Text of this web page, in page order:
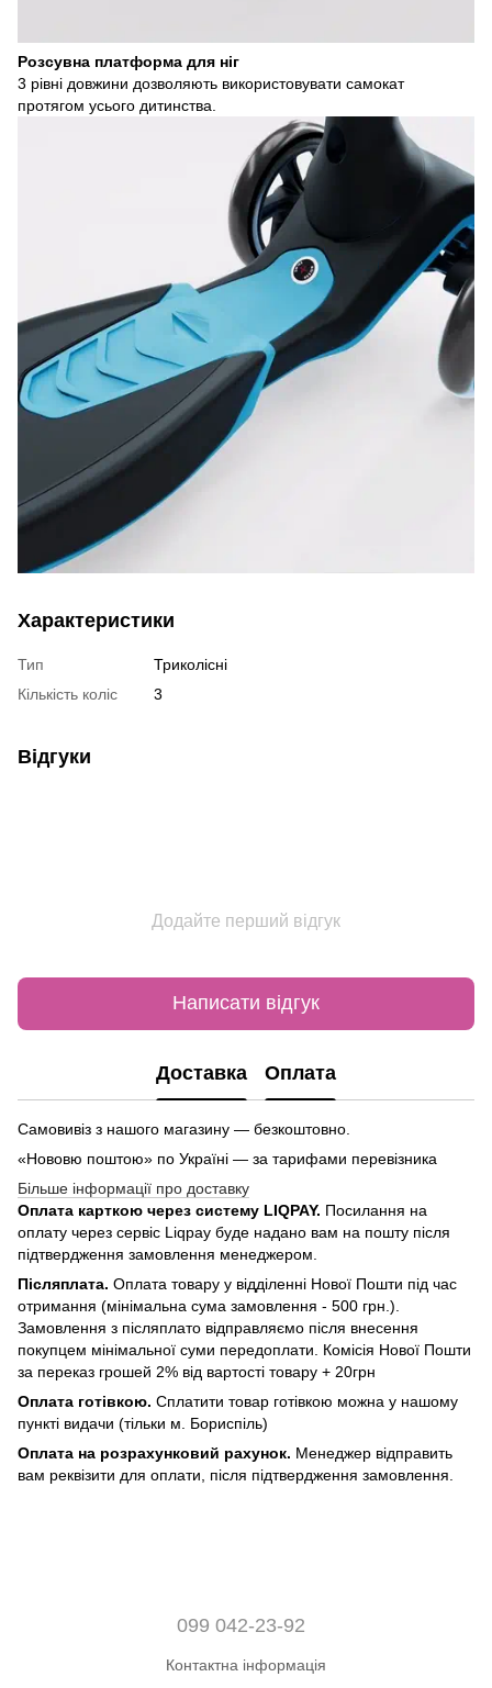
Розсувна платформа для ніг
3 рівні довжини дозволяють використовувати самокат
протягом усього дитинства.
Характеристики
Тип
Триколісні
Кількість коліс
3
Відгуки
Додайте перший відгук
Написати відгук
Доставка Оплата
Самовивіз з нашого магазину — безкоштовно.
«Нововю поштою» по Україні — за тарифами перевізника
Більше інформації про доставку
Оплата карткою через систему LIQPAY. Посилання на
оплату через сервіс Liqpay буде надано вам на пошту після
підтвердження замовлення менеджером.
Післяплата. Оплата товару у відділенні Нової Пошти під час
отримання (мінімальна сума замовлення - 500 грн.).
Замовлення з післяплато відправляємо після внесення
покупцем мінімальної суми передоплати. Комісія Нової Пошти
за переказ грошей 2% від вартості товару + 20грн
Оплата готівкою. Сплатити товар готівкою можна у нашому
пункті видачи (тільки м. Бориспіль)
Оплата на розрахунковий рахунок. Менеджер відправить
вам реквізити для оплати, після підтвердження замовлення.
099 042-23-92
Контактна інформація